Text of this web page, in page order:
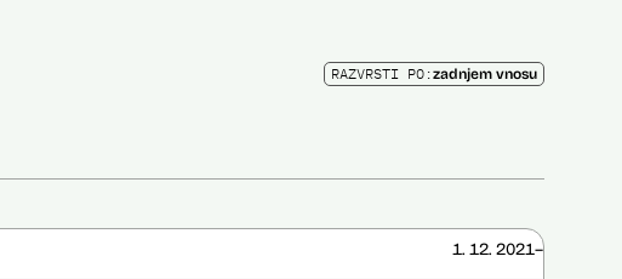
RAZVRSTI PO:zadnjem vnosu
1. 12. 2021–